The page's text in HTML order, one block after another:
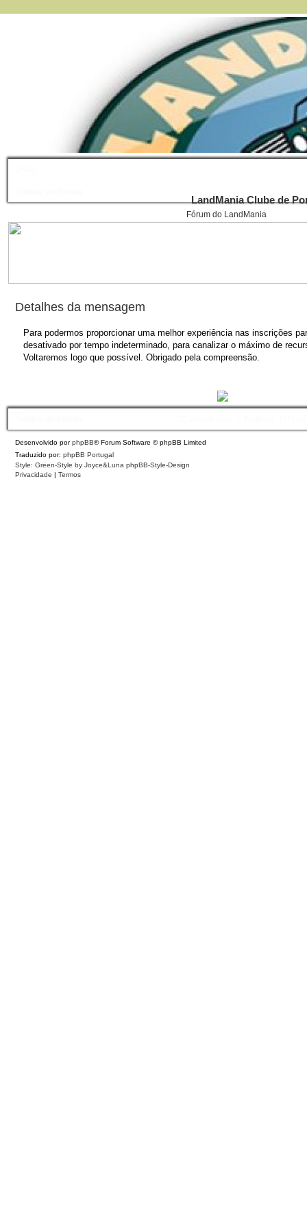
LandMania Clube de
Fórum do LandMania
Detalhes da mensagem
Para podermos proporcionar uma melhor experiência nas inscrições
desativado por tempo indeterminado, para canalizar o máximo de
Voltaremos logo que possível. Obrigado pela compreensão.
Desenvolvido porphpBB® Forum Software © phpBB Limited
Traduzido por: phpBB Portugal
Style: Green-Style by Joyce&Luna phpBB-Style-Design
Privacidade | Termos